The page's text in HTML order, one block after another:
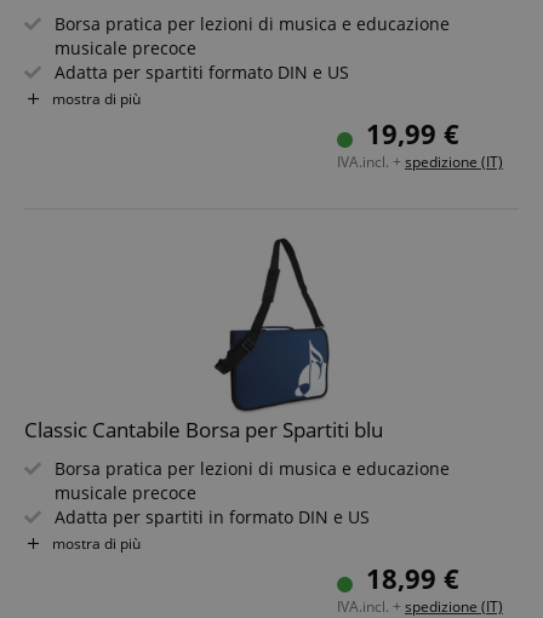
Borsa pratica per lezioni di musica e educazione
musicale precoce
Adatta per spartiti formato DIN e US
Manico e tracolla removibile
Con tasche interne per penne e altri accessori
Bellissimo design con onde sonore bianche
mostra di più
19,99 €
IVA.incl. + spedizione (IT)
Classic Cantabile Borsa per Spartiti blu
Borsa pratica per lezioni di musica e educazione
musicale precoce
Adatta per spartiti in formato DIN e US
Maniglia e tracolla removibile
Con tasche interne per penne e altri accessori
Bellissimo design con nota sedicesima bianca
mostra di più
18,99 €
IVA.incl. + spedizione (IT)